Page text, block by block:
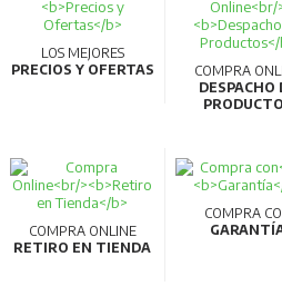
Incluye LEDs que indican el
sobrecarga, fallo de fase y
incorrecta.
Cumple con normas
uso en diversos mercados.
Montaje en riel DIN:
LOS MEJORES
PRECIOS Y OFERTAS
COMPRA
DESPACHO
COMPRA ONLINE
RETIRO EN TIENDA
COMPRA